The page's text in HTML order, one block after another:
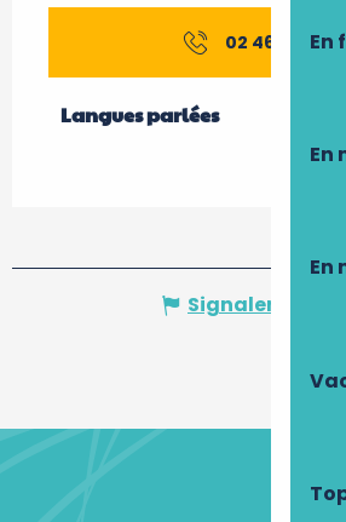
En
En
En
02 46 46 84
Langues parlées
Langues parlées
Signaler une